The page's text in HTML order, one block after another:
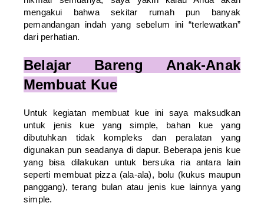
mengakui bahwa sekitar rumah pun banyak
pemandangan indah yang sebelum ini “terlewatkan”
dari perhatian.
Belajar Bareng Anak-Anak
Membuat Kue
Untuk kegiatan membuat kue ini saya maksudkan
untuk jenis kue yang simple, bahan kue yang
dibutuhkan tidak kompleks dan peralatan yang
digunakan pun seadanya di dapur. Beberapa jenis kue
yang bisa dilakukan untuk bersuka ria antara lain
seperti membuat pizza (ala-ala), bolu (kukus maupun
panggang), terang bulan atau jenis kue lainnya yang
simple.